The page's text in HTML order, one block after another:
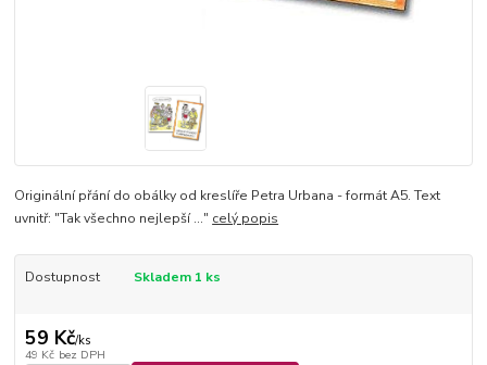
Originální přání do obálky od kreslíře Petra Urbana - formát A5. Text
uvnitř: "Tak všechno nejlepší ..." celý popis
Dostupnost Skladem 1 ks
59 Kč/ks
49 Kč bez DPH